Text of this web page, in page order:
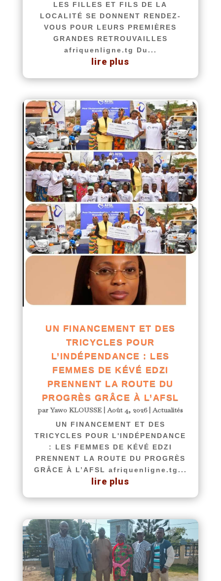
LES FILLES ET FILS DE LA
LOCALITÉ SE DONNENT RENDEZ-
VOUS POUR LEURS PREMIÈRES
GRANDES RETROUVAILLES
afriquenligne.tg Du...
lire plus
UN FINANCEMENT ET DES
TRICYCLES POUR
L’INDÉPENDANCE : LES
FEMMES DE KÉVÉ EDZI
PRENNENT LA ROUTE DU
PROGRÈS GRÂCE À L’AFSL
parYawo KLOUSSE |Août 4, 2026|Actualités
UN FINANCEMENT ET DES
TRICYCLES POUR L'INDÉPENDANCE
: LES FEMMES DE KÉVÉ EDZI
PRENNENT LA ROUTE DU PROGRÈS
GRÂCE À L’AFSL afriquenligne.tg...
lire plus